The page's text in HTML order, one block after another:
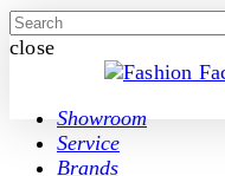
Skip
to
close
MenuShowroom
Service
Brands